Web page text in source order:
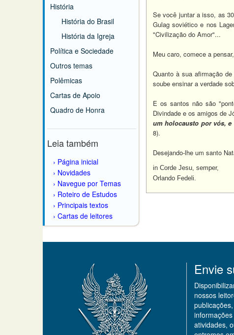
História
História do Brasil
História da Igreja
Política e Sociedade
Outros temas
Polêmicas
Cartas de Apoio
Quadro de Honra
Leia também
Página inicial
Novidades
Navegue por Temas
Roteiro de Estudos
Principais textos
Cartas de leitores
Se você juntar a isso, as
Gulag soviético e nos
"Civilização do Amor"...
Meu caro, comece a
Quanto à sua afirmação
soube ensinar a verdade
E os santos não são
Divindade e os amigos de
um holocausto por vós,
8).
Desejando-lhe um santo
in Corde Jesu, semper,
Orlando Fedeli.
Envie
nossos
atividades,